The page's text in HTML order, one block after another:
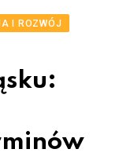
I ROZWÓJ